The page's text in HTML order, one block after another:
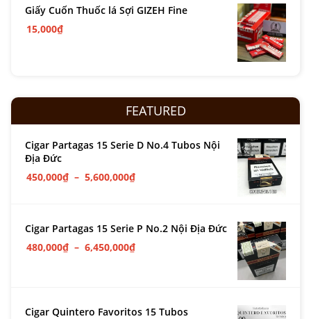
Giấy Cuốn Thuốc lá Sợi GIZEH Fine
15,000₫
FEATURED
Cigar Partagas 15 Serie D No.4 Tubos Nội
Địa Đức
450,000₫ – 5,600,000₫
Cigar Partagas 15 Serie P No.2 Nội Địa Đức
480,000₫ – 6,450,000₫
Cigar Quintero Favoritos 15 Tubos